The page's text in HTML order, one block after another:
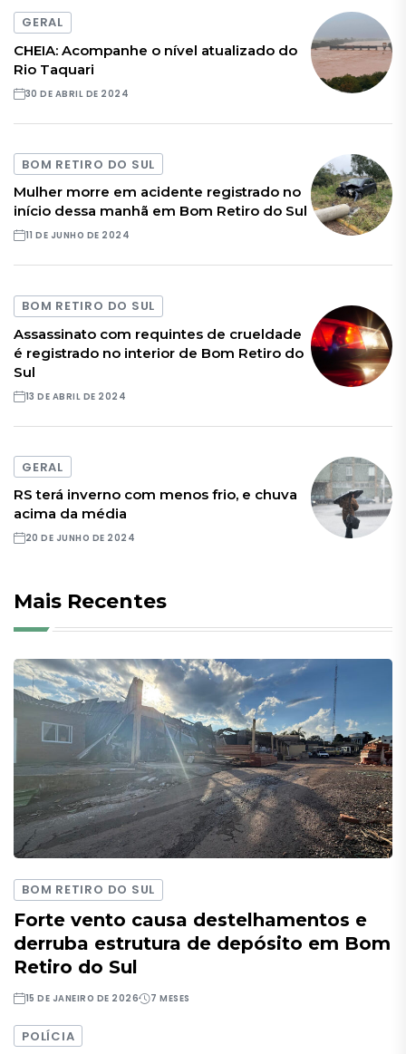
GERAL
CHEIA: Acompanhe o nível atualizado do
Rio Taquari
30 DE ABRIL DE 2024
BOM RETIRO DO SUL
Mulher morre em acidente registrado no
início dessa manhã em Bom Retiro do Sul
11 DE JUNHO DE 2024
BOM RETIRO DO SUL
Assassinato com requintes de crueldade
é registrado no interior de Bom Retiro do
Sul
13 DE ABRIL DE 2024
GERAL
RS terá inverno com menos frio, e chuva
acima da média
20 DE JUNHO DE 2024
Mais Recentes
BOM RETIRO DO SUL
Forte vento causa destelhamentos e
derruba estrutura de depósito em Bom
Retiro do Sul
15 DE JANEIRO DE 2026 7 MESES
POLÍCIA